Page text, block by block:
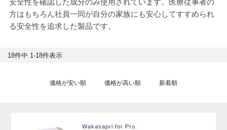
方はもちろん社員一同が自分の家族にも安心してすすめられ
る安全性を追求した製品です。
価格が安い順 価格が高い順 新着順
18件中 1-18件表示
Wakasapri for Pro.